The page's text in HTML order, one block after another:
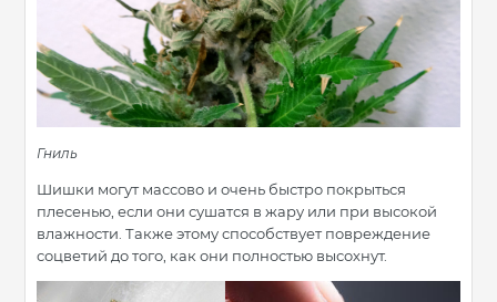
Гниль
Шишки могут массово и очень быстро покрыться
плесенью, если они сушатся в жару или при высокой
влажности. Также этому способствует повреждение
соцветий до того, как они полностью высохнут.